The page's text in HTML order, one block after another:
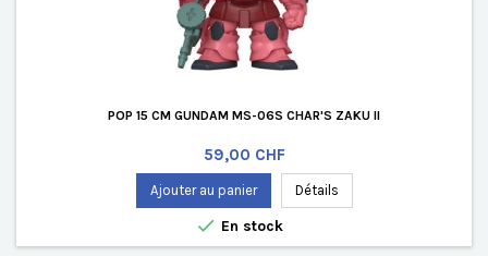
POP 15 CM GUNDAM MS-06S CHAR'S ZAKU II
Prix
59,00 CHF
Ajouter au panier Détails
 En stock